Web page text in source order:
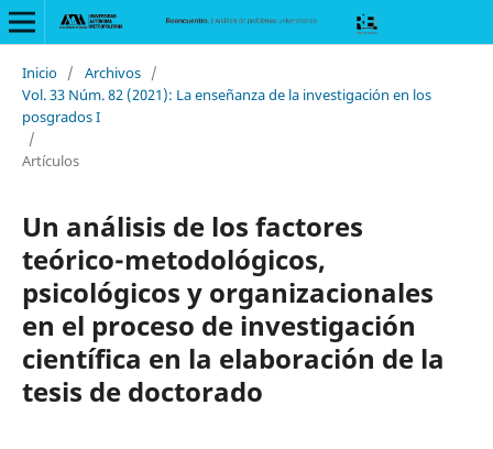
Inicio / Archivos /
Vol. 33 Núm. 82 (2021): La enseñanza de la investigación en los
posgrados I
/
Artículos
Un análisis de los factores
teórico-metodológicos,
psicológicos y organizacionales
en el proceso de investigación
científica en la elaboración de la
tesis de doctorado